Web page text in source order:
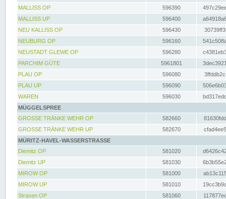
MALLISS OP
596390
MALLISS UP
596400
NEU KALLISS OP
596430
NEUBURG OP
596160
NEUSTADT GLEWE OP
596280
PARCHIM GÜTE
5961801
PLAU OP
596080
PLAU UP
596090
WAREN
596030
MÜGGELSPREE
GROSSE TRÄNKE WEHR OP
582660
GROSSE TRÄNKE WEHR UP
582670
MÜRITZ-HAVEL-WASSERSTRASSE
Diemitz OP
581020
Diemitz UP
581030
MIROW OP
581000
MIROW UP
581010
Strasen OP
581060